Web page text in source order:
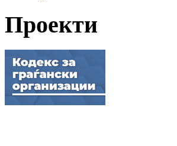
Проекти